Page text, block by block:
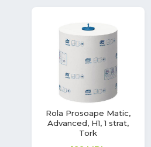
Mască din bumbac cu
două straturi
14 MDL